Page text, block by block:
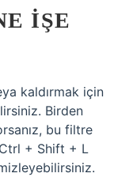
IŞE
kaldırmak için
Birden
bu filtre
+ Shift + L